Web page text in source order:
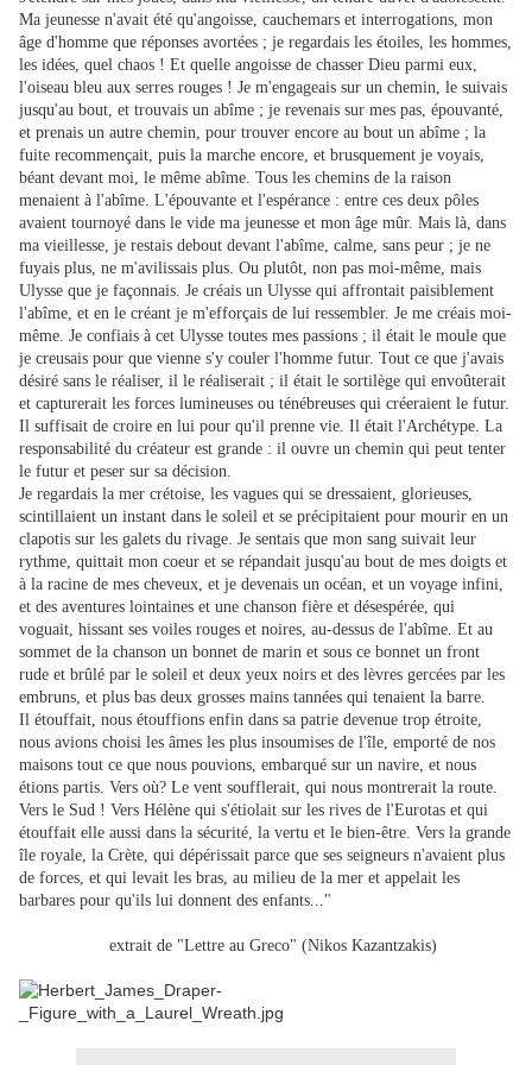
Ma jeunesse n'avait été qu'angoisse, cauchemars et interrogations, mon
âge d'homme que réponses avortées ; je regardais les étoiles, les hommes,
les idées, quel chaos ! Et quelle angoisse de chasser Dieu parmi eux,
l'oiseau bleu aux serres rouges ! Je m'engageais sur un chemin, le suivais
jusqu'au bout, et trouvais un abîme ; je revenais sur mes pas, épouvanté,
et prenais un autre chemin, pour trouver encore au bout un abîme ; la
fuite recommençait, puis la marche encore, et brusquement je voyais,
béant devant moi, le même abîme. Tous les chemins de la raison
menaient à l'abîme. L'épouvante et l'espérance : entre ces deux pôles
avaient tournoyé dans le vide ma jeunesse et mon âge mûr. Mais là, dans
ma vieillesse, je restais debout devant l'abîme, calme, sans peur ; je ne
fuyais plus, ne m'avilissais plus. Ou plutôt, non pas moi-même, mais
Ulysse que je façonnais. Je créais un Ulysse qui affrontait paisiblement
l'abîme, et en le créant je m'efforçais de lui ressembler. Je me créais moi-
même. Je confiais à cet Ulysse toutes mes passions ; il était le moule que
je creusais pour que vienne s'y couler l'homme futur. Tout ce que j'avais
désiré sans le réaliser, il le réaliserait ; il était le sortilège qui envoûterait
et capturerait les forces lumineuses ou ténébreuses qui créeraient le futur.
Il suffisait de croire en lui pour qu'il prenne vie. Il était l'Archétype. La
responsabilité du créateur est grande : il ouvre un chemin qui peut tenter
le futur et peser sur sa décision.
Je regardais la mer crétoise, les vagues qui se dressaient, glorieuses,
scintillaient un instant dans le soleil et se précipitaient pour mourir en un
clapotis sur les galets du rivage. Je sentais que mon sang suivait leur
rythme, quittait mon coeur et se répandait jusqu'au bout de mes doigts et
à la racine de mes cheveux, et je devenais un océan, et un voyage infini,
et des aventures lointaines et une chanson fière et désespérée, qui
voguait, hissant ses voiles rouges et noires, au-dessus de l'abîme. Et au
sommet de la chanson un bonnet de marin et sous ce bonnet un front
rude et brûlé par le soleil et deux yeux noirs et des lèvres gercées par les
embruns, et plus bas deux grosses mains tannées qui tenaient la barre.
Il étouffait, nous étouffions enfin dans sa patrie devenue trop étroite,
nous avions choisi les âmes les plus insoumises de l'île, emporté de nos
maisons tout ce que nous pouvions, embarqué sur un navire, et nous
étions partis. Vers où? Le vent soufflerait, qui nous montrerait la route.
Vers le Sud ! Vers Hélène qui s'étiolait sur les rives de l'Eurotas et qui
étouffait elle aussi dans la sécurité, la vertu et le bien-être. Vers la grande
île royale, la Crète, qui dépérissait parce que ses seigneurs n'avaient plus
de forces, et qui levait les bras, au milieu de la mer et appelait les
barbares pour qu'ils lui donnent des enfants..."
extrait de "Lettre au Greco" (Nikos Kazantzakis)